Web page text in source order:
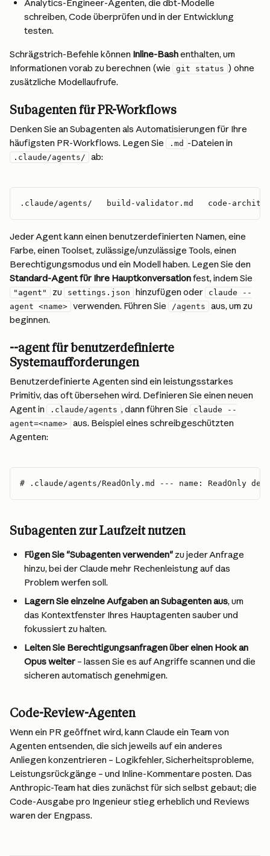
Analytics-Engineer-Agenten, die dbt-Modelle
schreiben, Code überprüfen und in der Entwicklung
testen.
Schrägstrich-Befehle können Inline-Bash enthalten, um
Informationen vorab zu berechnen (wie
git status ) ohne
zusätzliche Modellaufrufe.
Subagenten für PR-Workflows
Denken Sie an Subagenten als Automatisierungen für Ihre
häufigsten PR-Workflows. Legen Sie
.md -Dateien in
.claude/agents/ ab:
.claude/agents/   build-validator.md   code-
Jeder Agent kann einen benutzerdefinierten Namen, eine
Farbe, einen Toolset, zulässige/unzulässige Tools, einen
Berechtigungsmodus und ein Modell haben. Legen Sie den
Standard-Agent für Ihre Hauptkonversation fest, indem Sie
"agent" zu settings.json hinzufügen oder
claude --
agent <name> verwenden. Führen Sie /agents
aus, um zu
beginnen.
--agent für benutzerdefinierte
Systemaufforderungen
Benutzerdefinierte Agenten sind ein leistungsstarkes
Primitiv, das oft übersehen wird. Definieren Sie einen neuen
Agent in
.claude/agents , dann führen Sie
claude --
agent=<name> aus. Beispiel eines schreibgeschützten
Agenten:
# .claude/agents/ReadOnly.md --- name:
Subagenten zur Laufzeit nutzen
Fügen Sie "Subagenten verwenden" zu jeder Anfrage
hinzu, bei der Claude mehr Rechenleistung auf das
Problem werfen soll.
Lagern Sie einzelne Aufgaben an Subagenten aus, um
das Kontextfenster Ihres Hauptagenten sauber und
fokussiert zu halten.
Leiten Sie Berechtigungsanfragen über einen Hook an
Opus weiter – lassen Sie es auf Angriffe scannen und die
sicheren automatisch genehmigen.
Code-Review-Agenten
Wenn ein PR geöffnet wird, kann Claude ein Team von
Agenten entsenden, die sich jeweils auf ein anderes
Anliegen konzentrieren – Logikfehler, Sicherheitsprobleme,
Leistungsrückgänge – und Inline-Kommentare posten. Das
Anthropic-Team hat dies zunächst für sich selbst gebaut; die
Code-Ausgabe pro Ingenieur stieg erheblich und Reviews
waren der Engpass.